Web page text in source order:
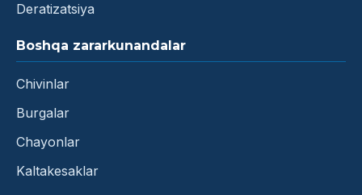
Deratizatsiya
Boshqa zararkunandalar
Chivinlar
Burgalar
Chayonlar
Kaltakesaklar